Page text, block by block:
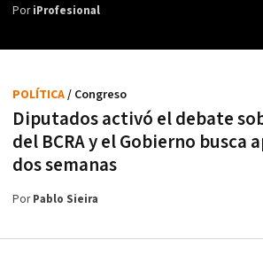
PoriProfesional
Diputados activó el debate
del BCRA y el Gobierno busca
dos semanas
POLÍTICA/ Congreso
PorPablo Sieira